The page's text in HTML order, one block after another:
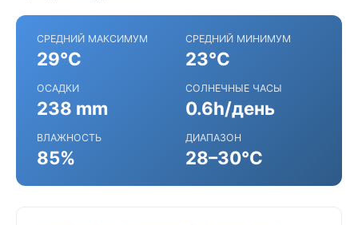
СРЕДНИЙ МАКСИМУМ
29°C
СРЕДНИЙ МИНИМУМ
23°C
ОСАДКИ
238 mm
СОЛНЕЧНЫЕ ЧАСЫ
0.6h/день
ВЛАЖНОСТЬ
85%
ДИАПАЗОН
28–30°C